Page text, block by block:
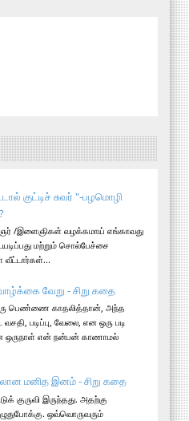
குட்டிச் சுவர் "-பழமொழி
/இளைஞிகள் வழக்கமாய் எங்காவது
மற்றும் சொல்பேச்சை
வீட்டார்கள்...
வேறு - சிறு கதை
பெண்ணை காதலித்தான், அந்த
படிப்பு, வேலை, என ஒரு படி
ஒருநாள் என் நன்பன் காணாமல்
மனித இனம் - சிறு கதை
குருவி இருந்தது. அதற்கு
ஒவ்வொருவரும்